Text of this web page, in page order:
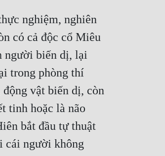
nghiệm, nghiên
có cả độc cổ Miêu
người biến dị, lại
trong phòng thí
vật biến dị, còn
tinh hoặc là não
bắt đầu tự thuật
cái người không